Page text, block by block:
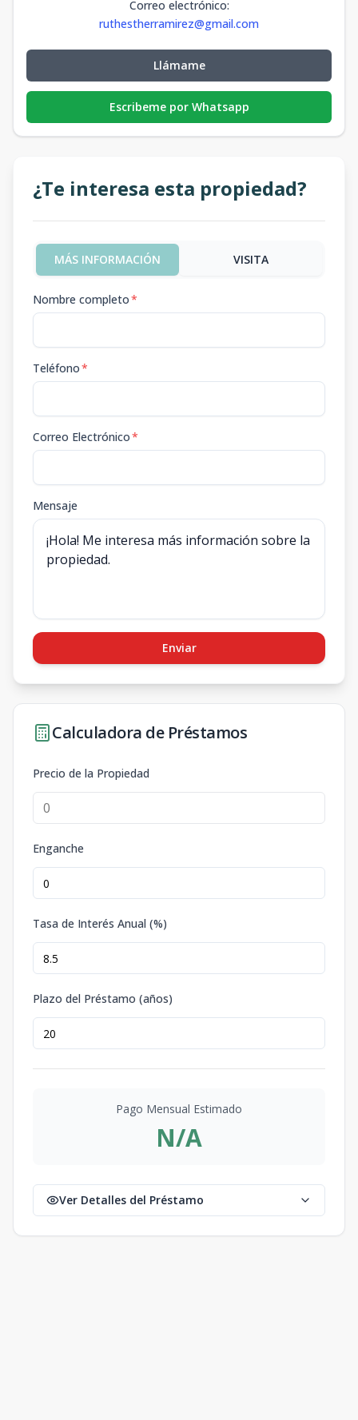
Correo electrónico:
ruthestherramirez@gmail.com
Llámame
Escribeme por Whatsapp
¿Te interesa esta propiedad?
MÁS INFORMACIÓN VISITA
Nombre completo*
Teléfono*
Correo Electrónico*
Mensaje
Enviar
Calculadora de Préstamos
Precio de la Propiedad
Enganche
Tasa de Interés Anual (%)
Plazo del Préstamo (años)
Pago Mensual Estimado
N/A
Ver Detalles del Préstamo